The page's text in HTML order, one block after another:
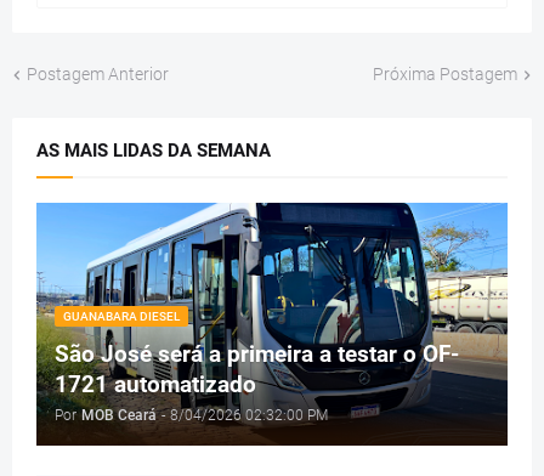
Postagem Anterior Próxima Postagem
AS MAIS LIDAS DA SEMANA
GUANABARA DIESEL
São José será a primeira a testar o OF-
1721 automatizado
Por MOB Ceará - 8/04/2026 02:32:00 PM